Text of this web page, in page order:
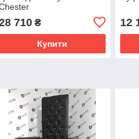
710₴
Купити
12